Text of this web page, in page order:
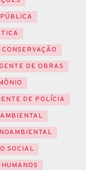
DE OBRAS
DE POLÍCIA
SOCIAL